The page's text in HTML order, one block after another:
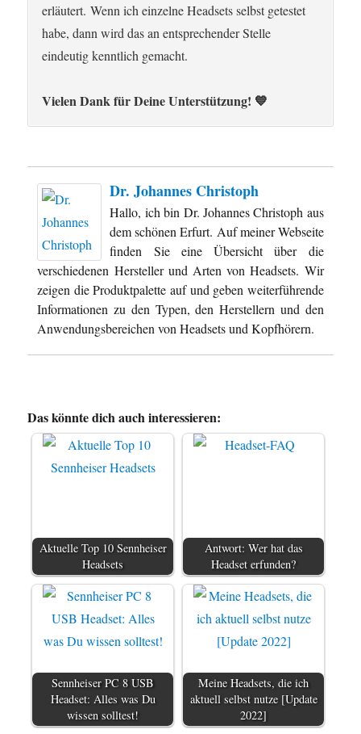
erläutert. Wenn ich einzelne Headsets selbst getestet
habe, dann wird das an entsprechender Stelle
eindeutig kenntlich gemacht.
Vielen Dank für Deine Unterstützung! 💙
Dr. Johannes Christoph
Hallo, ich bin Dr. Johannes Christoph aus
dem schönen Erfurt. Auf meiner Webseite
finden Sie eine Übersicht über die
verschiedenen Hersteller und Arten von Headsets. Wir
zeigen die Produktpalette auf und geben weiterführende
Informationen zu den Typen, den Herstellern und den
Anwendungsbereichen von Headsets und Kopfhörern.
Das könnte dich auch interessieren:
Aktuelle Top 10 Sennheiser
Headsets
Antwort: Wer hat das
Headset erfunden?
Sennheiser PC 8 USB
Headset: Alles was Du
wissen solltest!
Meine Headsets, die ich
aktuell selbst nutze [Update
2022]